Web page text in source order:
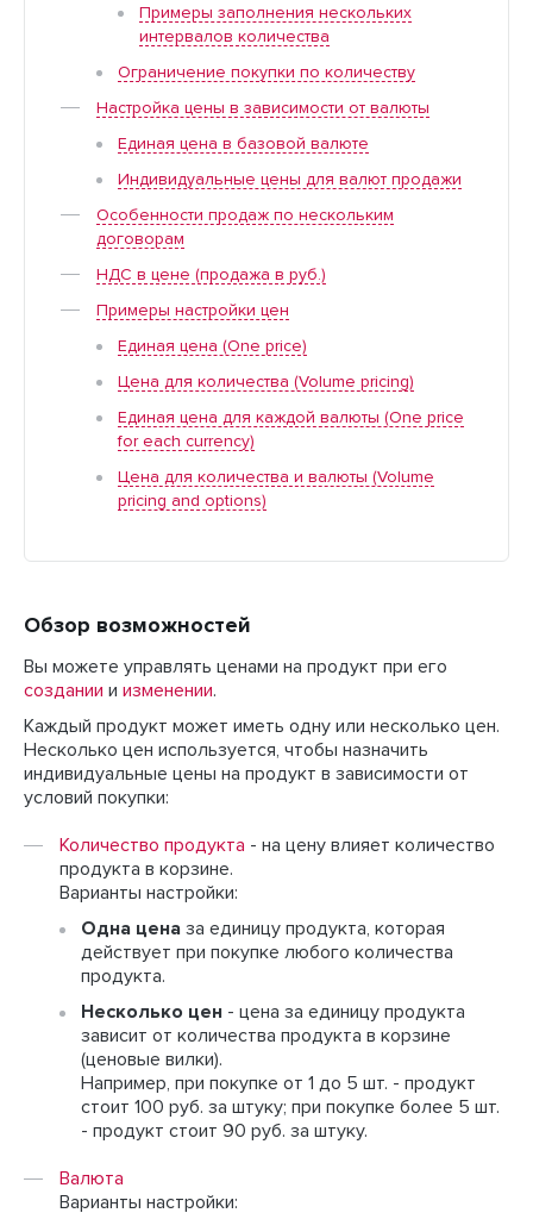
Примеры заполнения нескольких
интервалов количества
Ограничение покупки по количеству
Настройка цены в зависимости от валюты
Единая цена в базовой валюте
Индивидуальные цены для валют продажи
Особенности продаж по нескольким
договорам
НДС в цене (продажа в руб.)
Примеры настройки цен
Единая цена (One price)
Цена для количества (Volume pricing)
Единая цена для каждой валюты (One price
for each currency)
Цена для количества и валюты (Volume
pricing and options)
Обзор возможностей
Вы можете управлять ценами на продукт при его
создании и изменении.
Каждый продукт может иметь одну или несколько цен.
Несколько цен используется, чтобы назначить
индивидуальные цены на продукт в зависимости от
условий покупки:
Количество продукта - на цену влияет количество
продукта в корзине.
Варианты настройки:
Одна цена за единицу продукта, которая
действует при покупке любого количества
продукта.
Несколько цен - цена за единицу продукта
зависит от количества продукта в корзине
(ценовые вилки).
Например, при покупке от 1 до 5 шт. - продукт
стоит 100 руб. за штуку; при покупке более 5 шт.
- продукт стоит 90 руб. за штуку.
Валюта
Варианты настройки: